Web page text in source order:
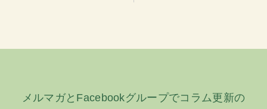
ビ
メルマガとFacebookグループでコラム更新の